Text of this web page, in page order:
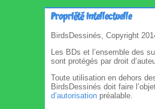
Propriété intellectuelle
BirdsDessinés, Copyright
Les BDs et l’ensemble des
sont protégés par droit
Toute utilisation en dehors
BirdsDessinés doit faire
d’autorisation préalable.